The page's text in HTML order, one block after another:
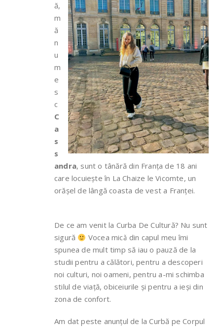
ă,
m
ă
n
u
m
e
s
c
C
a
s
s
andra, sunt o tânără din Franța de 18 ani
care locuiește în La Chaize le Vicomte, un
orășel de lângă coasta de vest a Franței.
De ce am venit la Curba De Cultură? Nu sunt
sigură
Vocea mică din capul meu îmi
spunea de mult timp să iau o pauză de la
studii pentru a călători, pentru a descoperi
noi culturi, noi oameni, pentru a-mi schimba
stilul de viață, obiceiurile și pentru a ieși din
zona de confort.
Am dat peste anunțul de la Curbă pe Corpul